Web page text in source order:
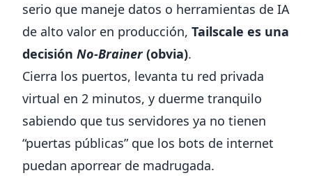
serio que maneje datos o herramientas de IA
de alto valor en producción, Tailscale es una
decisión No-Brainer(obvia).
Cierra los puertos, levanta tu red privada
virtual en 2 minutos, y duerme tranquilo
sabiendo que tus servidores ya no tienen
“puertas públicas” que los bots de internet
puedan aporrear de madrugada.